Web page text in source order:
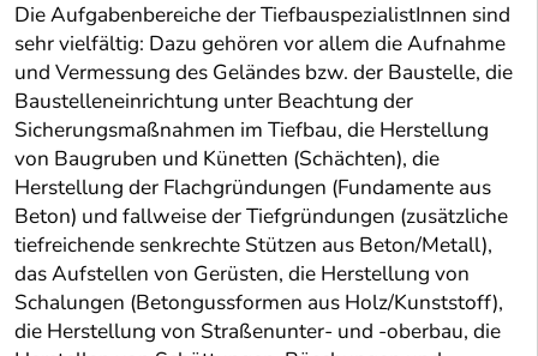
Die Aufgabenbereiche der TiefbauspezialistInnen sind
sehr vielfältig: Dazu gehören vor allem die Aufnahme
und Vermessung des Geländes bzw. der Baustelle, die
Baustelleneinrichtung unter Beachtung der
Sicherungsmaßnahmen im Tiefbau, die Herstellung
von Baugruben und Künetten (Schächten), die
Herstellung der Flachgründungen (Fundamente aus
Beton) und fallweise der Tiefgründungen (zusätzliche
tiefreichende senkrechte Stützen aus Beton/Metall),
das Aufstellen von Gerüsten, die Herstellung von
Schalungen (Betongussformen aus Holz/Kunststoff),
die Herstellung von Straßenunter- und -oberbau, die